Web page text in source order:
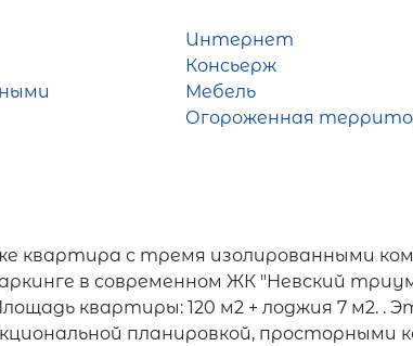
Интернет
Консьерж
Мебель
Огороженная
квартира с тремя изолированными
в современном ЖК "Невский
квартиры: 120 м2 + лоджия 7 м2. .
планировкой, просторными